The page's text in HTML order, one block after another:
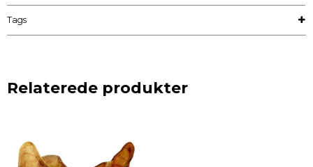
Tags
Relaterede produkter